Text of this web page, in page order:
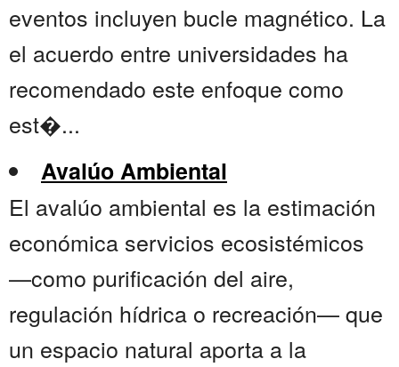
eventos incluyen bucle magnético. La
el acuerdo entre universidades ha
recomendado este enfoque como
est�...
Avalúo Ambiental
El avalúo ambiental es la estimación
económica servicios ecosistémicos
—como purificación del aire,
regulación hídrica o recreación— que
un espacio natural aporta a la